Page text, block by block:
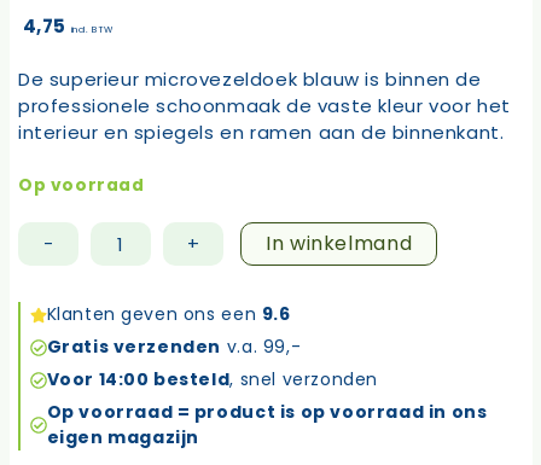
4,75 incl. BTW
De superieur microvezeldoek blauw is binnen de
professionele schoonmaak de vaste kleur voor het
interieur en spiegels en ramen aan de binnenkant.
Op voorraad
-
Superieur
blauw
aantal
+ In winkelmand
Klanten geven ons een 9.6
Gratis verzenden v.a. 99,-
Voor 14:00 besteld, snel verzonden
Op voorraad = product is op voorraad in ons
eigen magazijn